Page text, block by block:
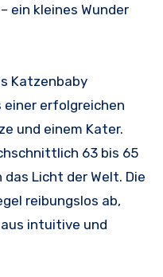
ein kleines Wunder
Katzenbaby
einer erfolgreichen
und einem Kater.
63 bis 65
Licht der Welt. Die
reibungslos ab,
intuitive und